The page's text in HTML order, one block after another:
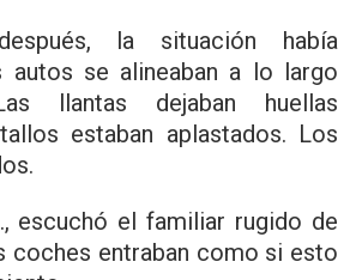
la situación había
autos se alineaban a lo largo
llantas dejaban huellas
estaban aplastados. Los
escuchó el familiar rugido de
coches entraban como si esto